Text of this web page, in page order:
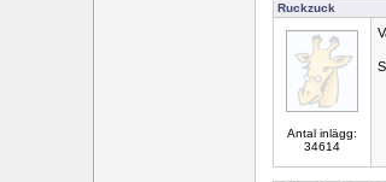
Ruckzuck
Antal inlägg:
34614